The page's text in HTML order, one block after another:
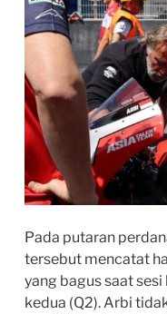
Pada putaran
tersebut mencatat
yang bagus saat
kedua (Q2). Arbi